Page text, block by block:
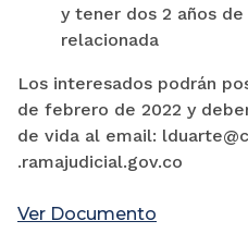
y tener dos 2 años
relacionada
Los interesados podrán
de febrero de 2022 y
de vida al email:
.ramajudicial.gov.co
Ver Documento